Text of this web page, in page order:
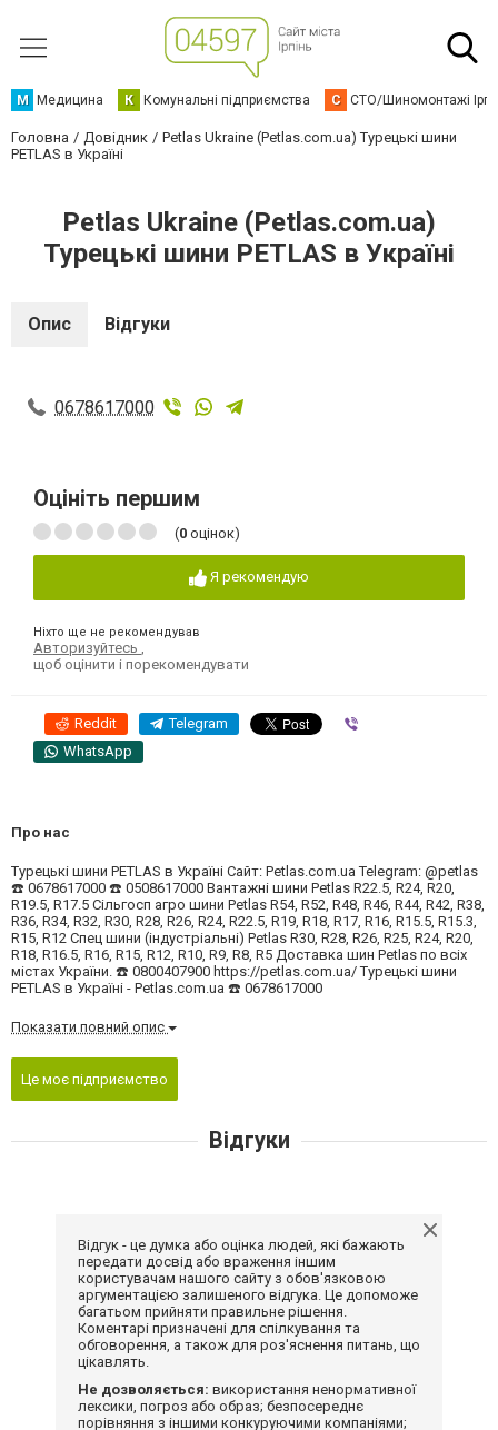
М Медицина К Комунальні підприємства С СТО/Шиномонтажі
Головна Довідник
Petlas Ukraine (Petlas.com.ua) Турецькі шини
PETLAS в Україні
Petlas Ukraine (Petlas.com.ua)
Турецькі шини PETLAS в Україні
Опис Відгуки
0678617000
Оцініть першим
(0 оцінок)
Я рекомендую
Ніхто ще не рекомендував
Авторизуйтесь
щоб оцінити і порекомендувати
Reddit Telegram
WhatsApp
Про нас
Турецькі шини PETLAS в Україні Сайт: Petlas.com.ua Telegram: @petlas
☎️ 0678617000 ☎️ 0508617000 Вантажні шини Petlas R22.5, R24, R20,
R19.5, R17.5 Сільгосп агро шини Petlas R54, R52, R48, R46, R44, R42, R38,
R36, R34, R32, R30, R28, R26, R24, R22.5, R19, R18, R17, R16, R15.5, R15.3,
R15, R12 Спец шини (індустріальні) Petlas R30, R28, R26, R25, R24, R20,
R18, R16.5, R16, R15, R12, R10, R9, R8, R5 Доставка шин Petlas по всіх
містах України. ☎️ 0800407900 https://petlas.com.ua/ Турецькі шини
PETLAS в Україні - Petlas.com.ua ☎️ 0678617000
Показати повний опис
Це моє підприємство
Відгуки
Відгук - це думка або оцінка людей, які бажають
передати досвід або враження іншим
користувачам нашого сайту з обов'язковою
аргументацією залишеного відгука. Це допоможе
багатьом прийняти правильне рішення.
Коментарі призначені для спілкування та
обговорення, а також для роз'яснення питань, що
цікавлять.
Не дозволяється: використання ненормативної
лексики, погроз або образ; безпосереднє
порівняння з іншими конкуруючими компаніями;